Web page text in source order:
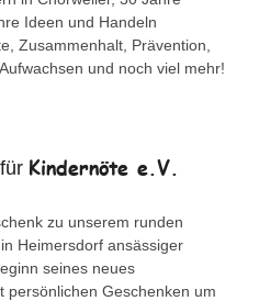
Ideen und Handeln
Zusammenhalt, Prävention,
und noch viel mehr!
Kindernöte e.V.
zu unserem runden
Heimersdorf ansässiger
seines neues
persönlichen Geschenken um